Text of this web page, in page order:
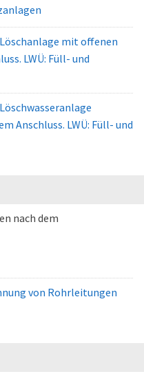
mit offenen
LWÜ: Füll- und
Anschluss. LWÜ: Füll- und
nach dem
von Rohrleitungen